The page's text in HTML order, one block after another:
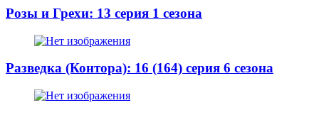
Розы и Грехи: 13 серия 1 сезона
Разведка (Контора): 16 (164) серия 6 сезона